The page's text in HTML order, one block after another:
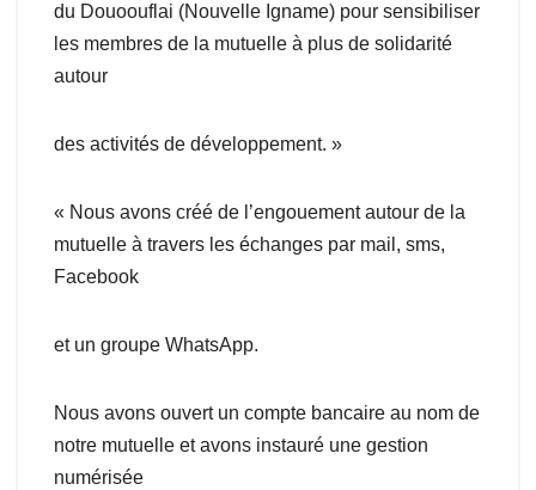
du Douoouflai (Nouvelle Igname) pour sensibiliser
les membres de la mutuelle à plus de solidarité
autour
des activités de développement. »
« Nous avons créé de l’engouement autour de la
mutuelle à travers les échanges par mail, sms,
Facebook
et un groupe WhatsApp.
Nous avons ouvert un compte bancaire au nom de
notre mutuelle et avons instauré une gestion
numérisée